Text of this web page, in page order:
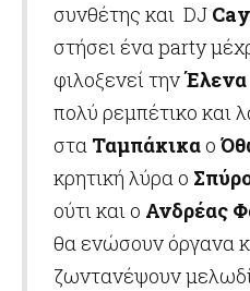
συνθέτης και DJ
στήσει ένα party
φιλοξενεί τηνΈλενα
πολύ ρεμπέτικο και
στα Ταμπάκικα ο
κρητική λύρα ο
ούτι και ο Ανδρέας
θα ενώσουν όργανα
ζωντανέψουν